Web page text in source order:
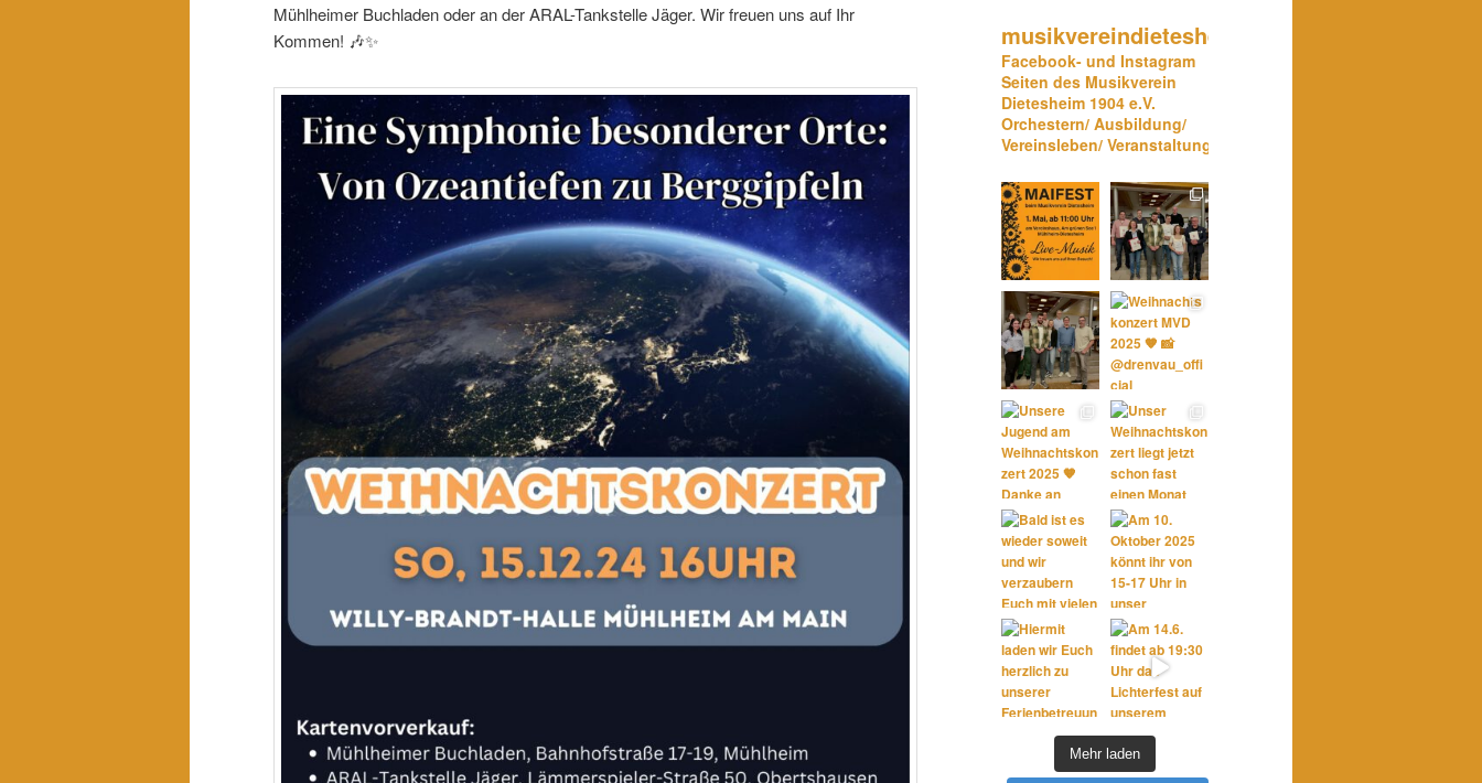
Mühlheimer Buchladen oder an der ARAL-Tankstelle Jäger. Wir freuen uns auf Ihr
Kommen! 🎶✨
musikvereindietesheim
Facebook- und Instagram
Seiten des Musikverein
Dietesheim 1904 e.V.
Orchestern/ Ausbildung/
Vereinsleben/ Veranstaltungen
Mehr laden